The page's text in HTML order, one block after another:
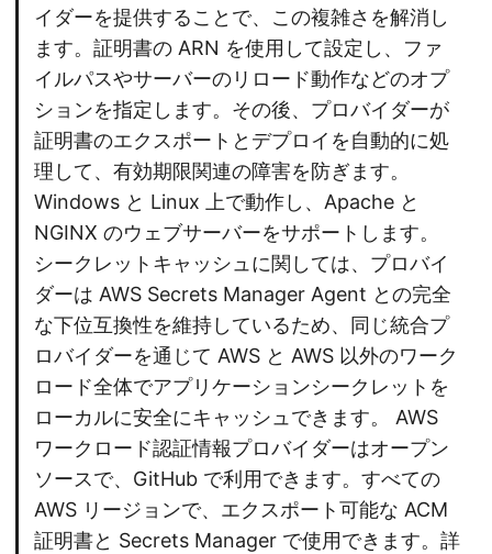
イダーを提供することで、この複雑さを解消し
ます。証明書の ARN を使用して設定し、ファ
イルパスやサーバーのリロード動作などのオプ
ションを指定します。その後、プロバイダーが
証明書のエクスポートとデプロイを自動的に処
理して、有効期限関連の障害を防ぎます。
Windows と Linux 上で動作し、Apache と
NGINX のウェブサーバーをサポートします。
シークレットキャッシュに関しては、プロバイ
ダーは AWS Secrets Manager Agent との完全
な下位互換性を維持しているため、同じ統合プ
ロバイダーを通じて AWS と AWS 以外のワーク
ロード全体でアプリケーションシークレットを
ローカルに安全にキャッシュできます。 AWS
ワークロード認証情報プロバイダーはオープン
ソースで、GitHub で利用できます。すべての
AWS リージョンで、エクスポート可能な ACM
証明書と Secrets Manager で使用できます。詳